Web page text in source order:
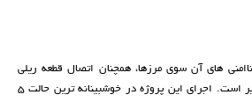
های آن سوی مرزها، همچنان اتصال قطعه ریلی
خسروی به خانقین امکان پذیر است. اجرای این پروژه در خوشبینانه ترین حالت 5